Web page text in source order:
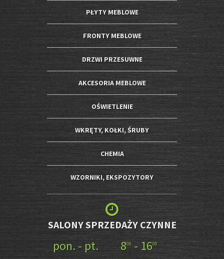
PŁYTY MEBLOWE
FRONTY MEBLOWE
DRZWI PRZESUWNE
AKCESORIA MEBLOWE
OŚWIETLENIE
WKRĘTY, KOŁKI, ŚRUBY
CHEMIA
WZORNIKI, EKSPOZYTORY
SALONY SPRZEDAŻY CZYNNE
pon. - pt. 800 - 1600